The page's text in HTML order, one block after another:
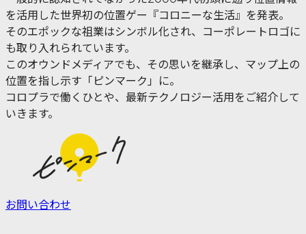
を活用した世界初の位置ゲー『コロニーな生活』を発表。
そのエポックな祖業はシンボル化され、コーポレートロゴに
も取り入れられています。
このオウンドメディアでも、その思いを継承し、マップ上の
位置を指し示す「ピンマーク」に。
コロプラで働くひとや、最新テクノロジー活用をご紹介して
いきます。
お問い合わせ